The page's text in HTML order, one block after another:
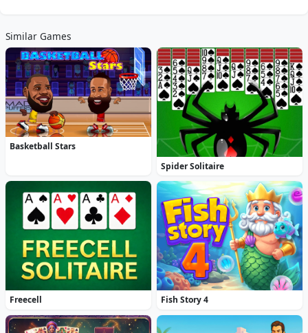
Similar Games
Basketball Stars
Spider Solitaire
Freecell Fish Story 4